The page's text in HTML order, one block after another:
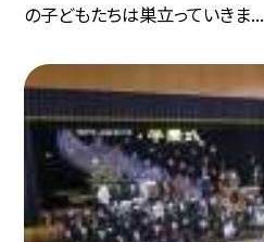
の子どもたちは巣立っていきま...